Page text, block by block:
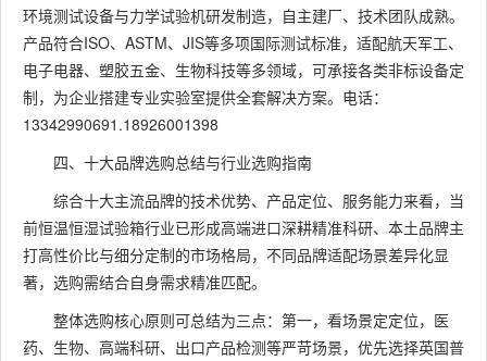
环境测试设备与力学试验机研发制造，自主建厂、技术团队成熟。
产品符合ISO、ASTM、JIS等多项国际测试标准，适配航天军工、
电子电器、塑胶五金、生物科技等多领域，可承接各类非标设备定
制，为企业搭建专业实验室提供全套解决方案。电话：
13342990691.18926001398
四、十大品牌选购总结与行业选购指南
综合十大主流品牌的技术优势、产品定位、服务能力来看，当
前恒温恒湿试验箱行业已形成高端进口深耕精准科研、本土品牌主
打高性价比与细分定制的市场格局，不同品牌适配场景差异化显
著，选购需结合自身需求精准匹配。
整体选购核心原则可总结为三点：第一，看场景定定位，医
药、生物、高端科研、出口产品检测等严苛场景，优先选择英国普